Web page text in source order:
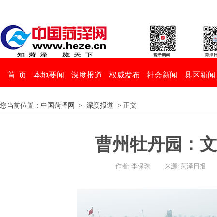
首 页 本地要闻 深度报道 权威发布 社会新闻 县区新闻
您当前位置： 中国菏泽网 > 深度报道 > 正文
曹州牡丹园：
作者: 李保珠 来源: 菏泽日报